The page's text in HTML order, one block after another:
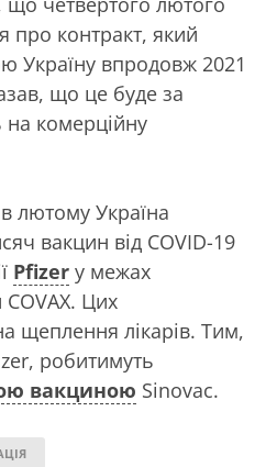
про контракт, який
Україну впродовж 2021
що це буде за
комерційну
лютому Україна
вакцин від COVID-19
Pfizer у межах
COVAX. Цих
щеплення лікарів. Тим,
робитимуть
вакциною Sinovac.